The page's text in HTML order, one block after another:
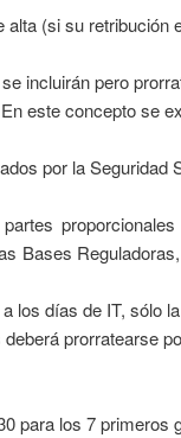
alta (si su retribución
incluirán pero
este concepto se
por la Seguridad
proporcionales
Bases
los días de IT, sólo
prorratearse
para los 7 primeros